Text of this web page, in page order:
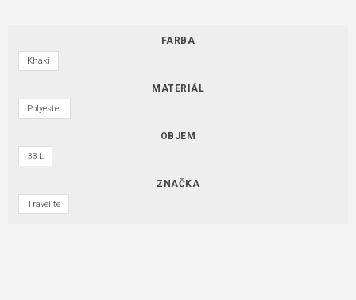
FARBA
Khaki
MATERIÁL
Polyester
OBJEM
33 L
ZNAČKA
Travelite